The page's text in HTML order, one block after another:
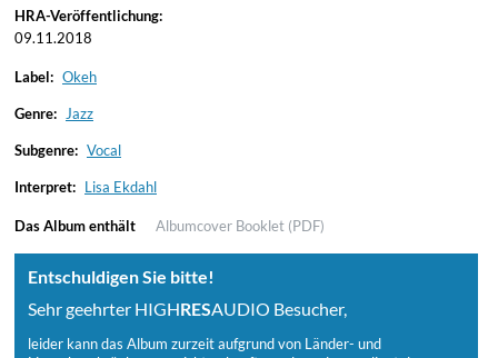
HRA-Veröffentlichung:
09.11.2018
Label: Okeh
Genre: Jazz
Subgenre: Vocal
Interpret: Lisa Ekdahl
Das Album enthält Albumcover Booklet (PDF)
Entschuldigen Sie bitte!
Sehr geehrter HIGHRESAUDIO Besucher,
leider kann das Album zurzeit aufgrund von Länder- und